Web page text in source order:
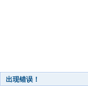
出现错误！